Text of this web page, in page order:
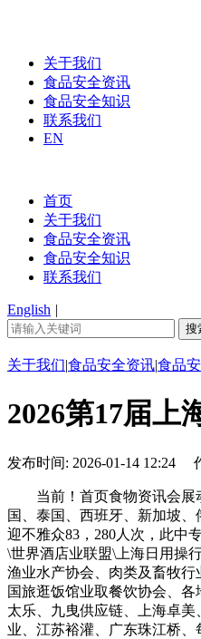
关于我们
食品安全资讯
食品安全知识
联系我们
EN
首页
关于我们
食品安全资讯
食品安全知识
联系我们
English |
关于我们|食品安全资讯|食品
2026第17届上
发布时间: 2026-01-14 12:24
当前！首页食物资讯会展动
国、泰国、西班牙、新加坡
迎不雅众83，280人次，此中
\世界酒店业联盟\上海日用操
渔业水产协会、肉类及畜牧
国旅逛饭馆业取餐饮协会、
太乐、九曳供应链、上海卓
业、江苏裕灌、广东珠江桥